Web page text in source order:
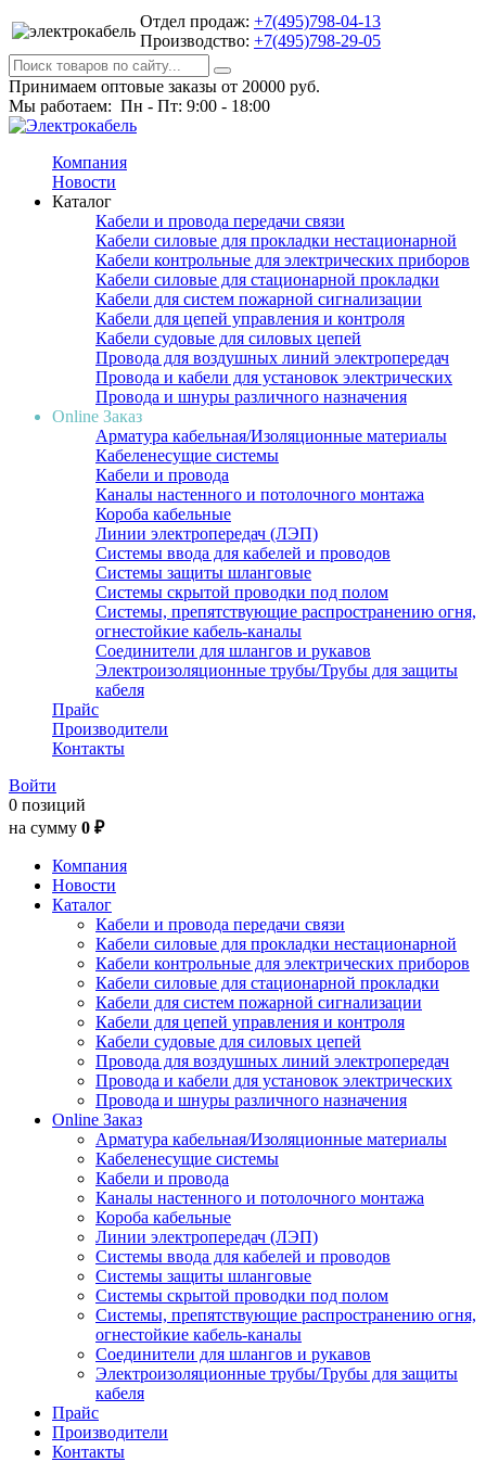
Отдел продаж: +7(495)798-04-13
Производство: +7(495)798-29-05
Принимаем оптовые заказы от 20000 руб.
Мы работаем: Пн - Пт: 9:00 - 18:00
Компания
Новости
Каталог
Кабели и провода передачи связи
Кабели силовые для прокладки нестационарной
Кабели контрольные для электрических приборов
Кабели силовые для стационарной прокладки
Кабели для систем пожарной сигнализации
Кабели для цепей управления и контроля
Кабели судовые для силовых цепей
Провода для воздушных линий электропередач
Провода и кабели для установок электрических
Провода и шнуры различного назначения
Online Заказ
Арматура кабельная/Изоляционные материалы
Кабеленесущие системы
Кабели и провода
Каналы настенного и потолочного монтажа
Короба кабельные
Линии электропередач (ЛЭП)
Системы ввода для кабелей и проводов
Системы защиты шланговые
Системы скрытой проводки под полом
Системы, препятствующие распространению огня,
огнестойкие кабель-каналы
Соединители для шлангов и рукавов
Электроизоляционные трубы/Трубы для защиты
кабеля
Прайс
Производители
Контакты
Войти
0 позиций
на сумму 0 ₽
Компания
Новости
Каталог
Кабели и провода передачи связи
Кабели силовые для прокладки нестационарной
Кабели контрольные для электрических приборов
Кабели силовые для стационарной прокладки
Кабели для систем пожарной сигнализации
Кабели для цепей управления и контроля
Кабели судовые для силовых цепей
Провода для воздушных линий электропередач
Провода и кабели для установок электрических
Провода и шнуры различного назначения
Online Заказ
Арматура кабельная/Изоляционные материалы
Кабеленесущие системы
Кабели и провода
Каналы настенного и потолочного монтажа
Короба кабельные
Линии электропередач (ЛЭП)
Системы ввода для кабелей и проводов
Системы защиты шланговые
Системы скрытой проводки под полом
Системы, препятствующие распространению огня,
огнестойкие кабель-каналы
Соединители для шлангов и рукавов
Электроизоляционные трубы/Трубы для защиты
кабеля
Прайс
Производители
Контакты